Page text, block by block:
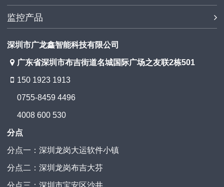
监控产品
深圳市广龙鑫智能科技有限公司
广东省深圳市布吉街道名城国际广场之友联2栋501
150 1923 1913
0755-8459 4496
4008 600 530
分点
分点一：深圳龙岗大运软件小镇
分点二：深圳龙岗布吉大芬
分点三：深圳市宝安区沙井